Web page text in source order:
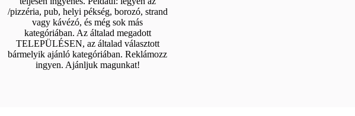
/pizzéria, pub, helyi pékség, borozó, strand
vagy kávézó, és még sok más
kategóriában. Az általad megadott
TELEPÜLÉSEN, az általad választott
bármelyik ajánló kategóriában. Reklámozz
ingyen. Ajánljuk magunkat!